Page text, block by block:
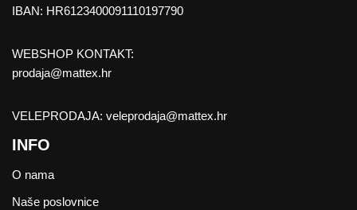
IBAN: HR6123400091110197790
WEBSHOP KONTAKT:
prodaja@mattex.hr
VELEPRODAJA: veleprodaja@mattex.hr
INFO
O nama
Naše poslovnice